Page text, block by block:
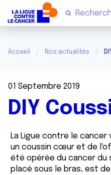
Accueil Nos actualités
01 Septembre 2019
DIY
La Ligue contre le
un coussin cœur et de
été opérée du cancer du
placé sous le bras, est